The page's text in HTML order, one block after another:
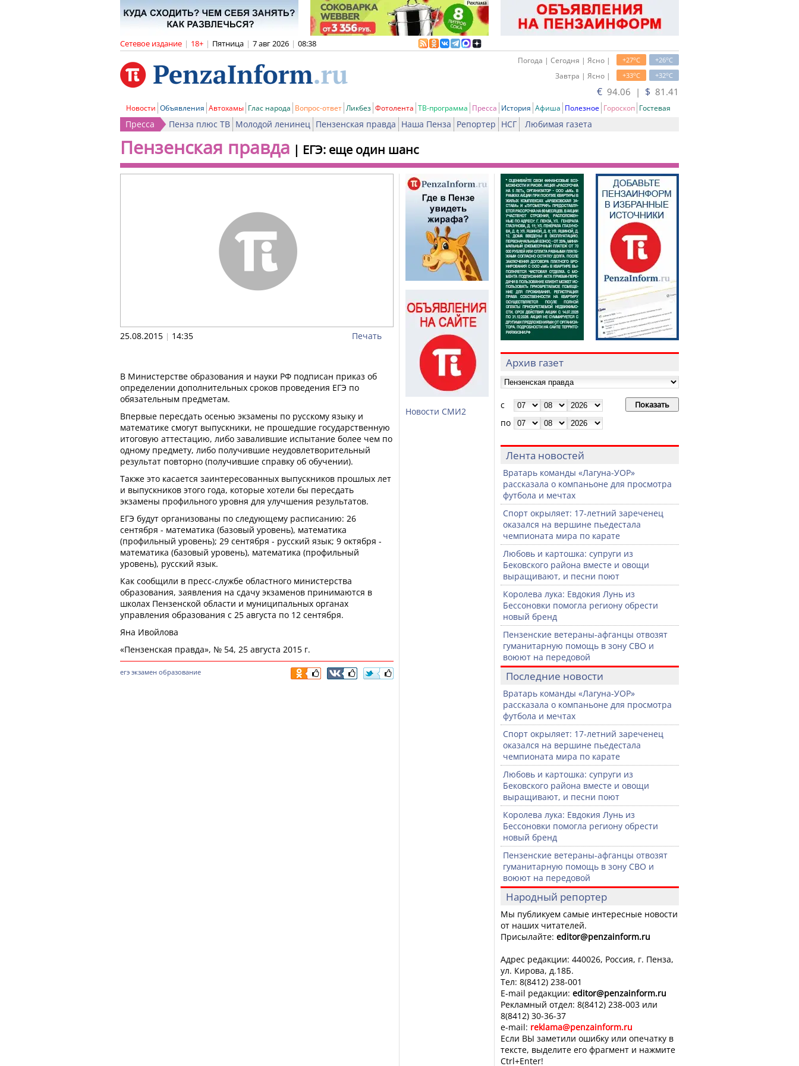
Сетевое издание | 18+ | Пятница | 7 авг 2026 | 08:38
+26oC
+27oC
Погода | Сегодня | Ясно |
+32oC
+33oC
Завтра | Ясно |
€ 94.06 | $ 81.41
Новости Объявления Автохамы Глас народа Вопрос-ответ Ликбез Фотолента ТВ-программа Пресса История Афиша Полезное Гороскоп Гостевая
Пресса Пенза плюс ТВ Молодой ленинец Пензенская правда Наша Пенза Репортер НСГ Любимая газета
Пензенская правда | ЕГЭ: еще один шанс
25.08.2015 | 14:35 Печать
В Министерстве образования и науки РФ подписан приказ об
определении дополнительных сроков проведения ЕГЭ по
обязательным предметам.
Впервые пересдать осенью экзамены по русскому языку и
математике смогут выпускники, не прошедшие государственную
итоговую аттестацию, либо завалившие испытание более чем по
одному предмету, либо получившие неудовлетворительный
результат повторно (получившие справку об обучении).
Также это касается заинтересованных выпускников прошлых лет
и выпускников этого года, которые хотели бы пересдать
экзамены профильного уровня для улучшения результатов.
ЕГЭ будут организованы по следующему расписанию: 26
сентября - математика (базовый уровень), математика
(профильный уровень); 29 сентября - русский язык; 9 октября -
математика (базовый уровень), математика (профильный
уровень), русский язык.
Как сообщили в пресс-службе областного министерства
образования, заявления на сдачу экзаменов принимаются в
школах Пензенской области и муниципальных органах
управления образования с 25 августа по 12 сентября.
Яна Ивойлова
«Пензенская правда», № 54, 25 августа 2015 г.
егэ экзамен образование
Новости СМИ2
Архив газет
с
по
Лента новостей
Вратарь команды «Лагуна-УОР»
рассказала о компаньоне для просмотра
футбола и мечтах
Спорт окрыляет: 17-летний зареченец
оказался на вершине пьедестала
чемпионата мира по карате
Любовь и картошка: супруги из
Бековского района вместе и овощи
выращивают, и песни поют
Королева лука: Евдокия Лунь из
Бессоновки помогла региону обрести
новый бренд
Пензенские ветераны-афганцы отвозят
гуманитарную помощь в зону СВО и
воюют на передовой
Последние новости
Вратарь команды «Лагуна-УОР»
рассказала о компаньоне для просмотра
футбола и мечтах
Спорт окрыляет: 17-летний зареченец
оказался на вершине пьедестала
чемпионата мира по карате
Любовь и картошка: супруги из
Бековского района вместе и овощи
выращивают, и песни поют
Королева лука: Евдокия Лунь из
Бессоновки помогла региону обрести
новый бренд
Пензенские ветераны-афганцы отвозят
гуманитарную помощь в зону СВО и
воюют на передовой
Народный репортер
Мы публикуем самые интересные новости
от наших читателей.
Присылайте: editor@penzainform.ru
Адрес редакции: 440026, Россия, г. Пенза,
ул. Кирова, д.18Б.
Тел: 8(8412) 238-001
E-mail редакции: editor@penzainform.ru
Рекламный отдел: 8(8412) 238-003 или
8(8412) 30-36-37
e-mail: reklama@penzainform.ru
Если ВЫ заметили ошибку или опечатку в
тексте, выделите его фрагмент и нажмите
Ctrl+Enter!